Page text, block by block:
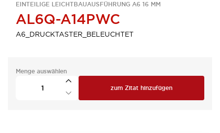
EINTEILIGE LEICHTBAUAUSFÜHRUNG A6 16 MM
AL6Q-A14PWC
A6_DRUCKTASTER_BELEUCHTET
Menge auswählen
zum Zitat hinzufügen